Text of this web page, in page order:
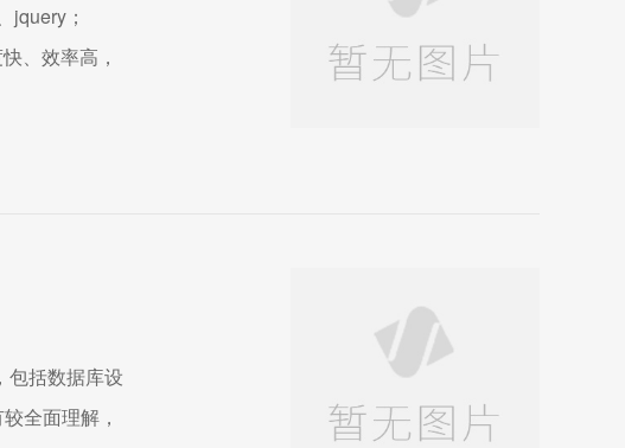
jquery；
、效率高，
包括数据库设
全面理解，